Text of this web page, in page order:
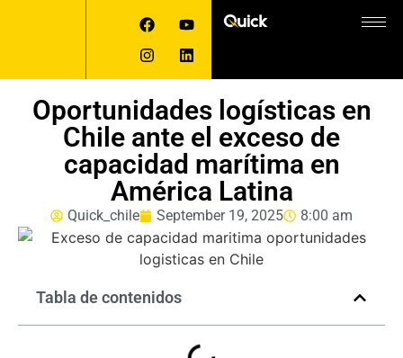
Oportunidades logísticas en
Chile ante el exceso de
capacidad marítima en
América Latina
Quick_chile September 19, 2025 8:00 am
Tabla de contenidos